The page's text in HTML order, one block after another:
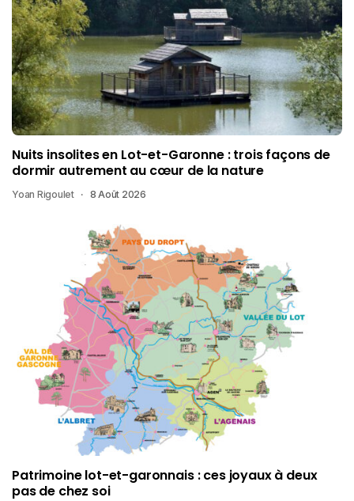
Nuits insolites en Lot-et-Garonne : trois façons de
dormir autrement au cœur de la nature
Yoan Rigoulet 8 Août 2026
Patrimoine lot-et-garonnais : ces joyaux à deux
pas de chez soi